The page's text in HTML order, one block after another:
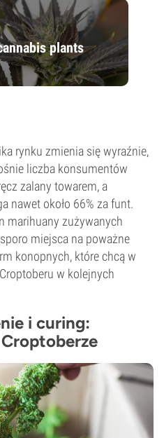
plants
rynku zmienia się wyraźnie,
liczba konsumentów
zalany towarem, a
nawet około 66% za funt.
marihuany zużywanych
miejsca na poważne
konopnych, które chcą w
w kolejnych
i curing: